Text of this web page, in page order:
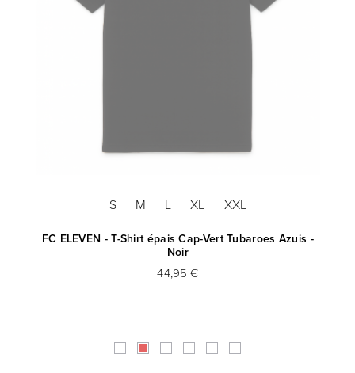
S M L XL XXL
FC ELEVEN - T-Shirt épais Cap-Vert Tubaroes Azuis -
Noir
44,95 €